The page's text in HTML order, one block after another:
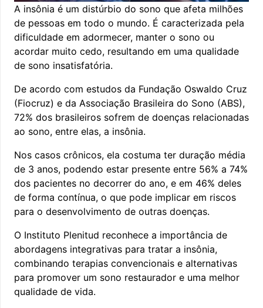
A insônia é um distúrbio do sono que afeta milhões
de pessoas em todo o mundo. É caracterizada pela
dificuldade em adormecer, manter o sono ou
acordar muito cedo, resultando em uma qualidade
de sono insatisfatória.
De acordo com estudos da Fundação Oswaldo Cruz
(Fiocruz) e da Associação Brasileira do Sono (ABS),
72% dos brasileiros sofrem de doenças relacionadas
ao sono, entre elas, a insônia.
Nos casos crônicos, ela costuma ter duração média
de 3 anos, podendo estar presente entre 56% a 74%
dos pacientes no decorrer do ano, e em 46% deles
de forma contínua, o que pode implicar em riscos
para o desenvolvimento de outras doenças.
O Instituto Plenitud reconhece a importância de
abordagens integrativas para tratar a insônia,
combinando terapias convencionais e alternativas
para promover um sono restaurador e uma melhor
qualidade de vida.